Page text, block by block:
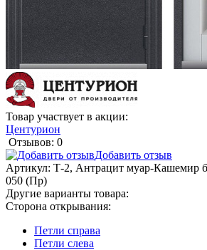
Товар участвует в акции:
Центурион
Отзывов: 0
Добавить отзыв
Артикул: Т-2, Антрацит муар-Кашемир
050 (Пр)
Другие варианты товара:
Сторона открывания:
Петли справа
Петли слева